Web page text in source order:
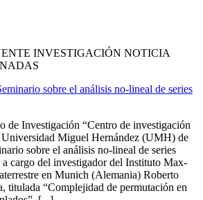
INVESTIGACIÓN NOTICIA
sobre el análisis no-lineal de series
de Investigación “Centro de investigación
Miguel Hernández (UMH) de
sobre el análisis no-lineal de series
a cargo del investigador del Instituto Max-
en Munich (Alemania) Roberto
titulada “Complejidad de permutación en